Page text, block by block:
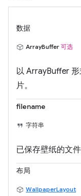
数据
ArrayBuffer 可选
以 ArrayBuffer 形
片。
filename
字符串
已保存壁纸的文件
布局
WallpaperLayout